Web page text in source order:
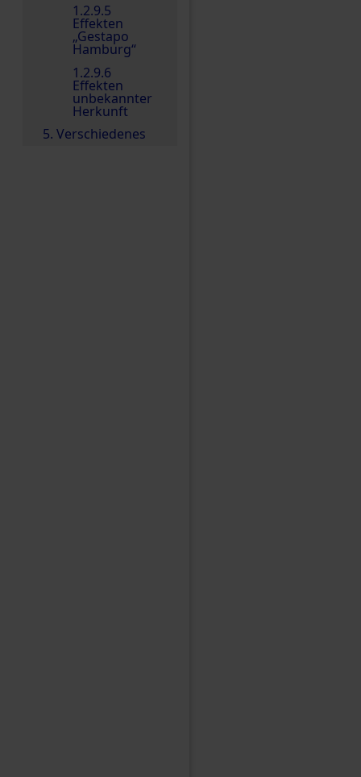
1.2.9.5
Effekten
„Gestapo
Hamburg“
1.2.9.6
Effekten
unbekannter
Herkunft
5. Verschiedenes